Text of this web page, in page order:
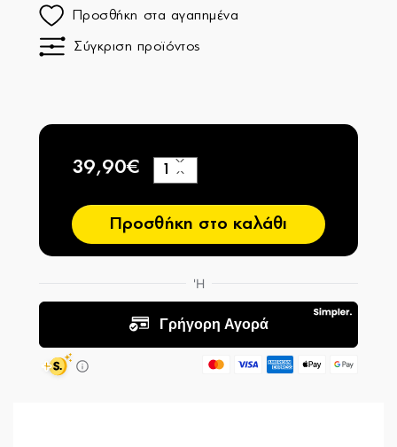
Προσθήκη στα αγαπημένα
Σύγκριση προϊόντος
39,90€
−
+
Προσθήκη στο καλάθι